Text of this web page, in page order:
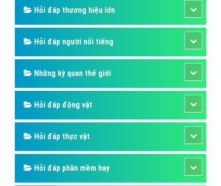
Hỏi đáp thương hiệu lớn
Hỏi đáp người nổi tiếng
Những kỳ quan thế giới
Hỏi đáp động vật
Hỏi đáp thực vật
Hỏi đáp phần mềm hay